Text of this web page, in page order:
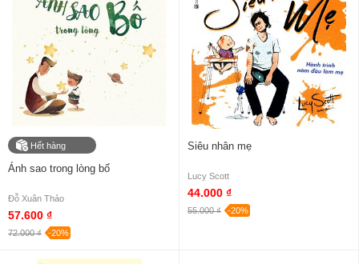
Hết hàng
Ánh sao trong lòng bố
Đỗ Xuân Thảo
57.600 ₫
72.000 ₫ -20%
Siêu nhân mẹ
Lucy Scott
44.000 ₫
55.000 ₫ -20%